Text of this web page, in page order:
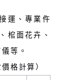
運、專業仵
棺面花卉、
等。
格計算）